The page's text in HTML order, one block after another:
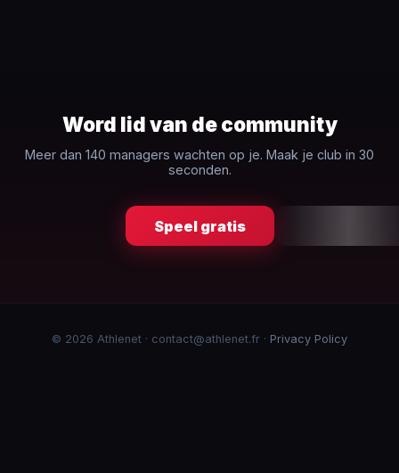
Word lid van de community
Meer dan 140 managers wachten op je. Maak je club in 30
seconden.
Speel gratis
© 2026 Athlenet · contact@athlenet.fr · Privacy Policy